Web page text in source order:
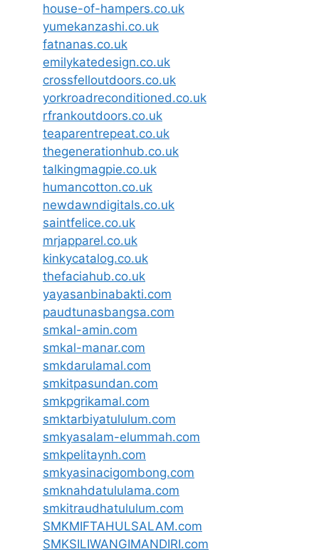
house-of-hampers.co.uk
yumekanzashi.co.uk
fatnanas.co.uk
emilykatedesign.co.uk
crossfelloutdoors.co.uk
yorkroadreconditioned.co.uk
rfrankoutdoors.co.uk
teaparentrepeat.co.uk
thegenerationhub.co.uk
talkingmagpie.co.uk
humancotton.co.uk
newdawndigitals.co.uk
saintfelice.co.uk
mrjapparel.co.uk
kinkycatalog.co.uk
thefaciahub.co.uk
yayasanbinabakti.com
paudtunasbangsa.com
smkal-amin.com
smkal-manar.com
smkdarulamal.com
smkitpasundan.com
smkpgrikamal.com
smktarbiyatululum.com
smkyasalam-elummah.com
smkpelitaynh.com
smkyasinacigombong.com
smknahdatululama.com
smkitraudhatululum.com
SMKMIFTAHULSALAM.com
SMKSILIWANGIMANDIRI.com